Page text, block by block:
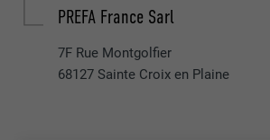
PREFA France Sarl
7F Rue Montgolfier
68127 Sainte Croix en Plaine